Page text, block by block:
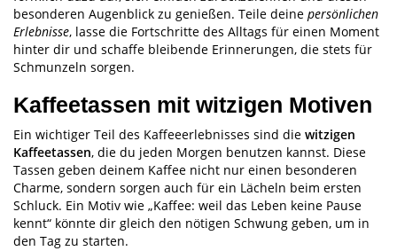
besonderen Augenblick zu genießen. Teile deine persönlichen
Erlebnisse, lasse die Fortschritte des Alltags für einen Moment
hinter dir und schaffe bleibende Erinnerungen, die stets für
Schmunzeln sorgen.
Kaffeetassen mit witzigen Motiven
Ein wichtiger Teil des Kaffeeerlebnisses sind die witzigen
Kaffeetassen, die du jeden Morgen benutzen kannst. Diese
Tassen geben deinem Kaffee nicht nur einen besonderen
Charme, sondern sorgen auch für ein Lächeln beim ersten
Schluck. Ein Motiv wie „Kaffee: weil das Leben keine Pause
kennt“ könnte dir gleich den nötigen Schwung geben, um in
den Tag zu starten.